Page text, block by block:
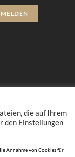
die auf Ihrem
den Einstellungen
Annahme von Cookies für